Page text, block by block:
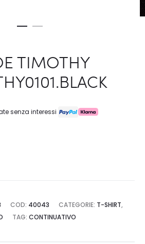
TIMOTHY
senza interessi
COD: 40043 CATEGORIE: T-SHIRT,
TAG: CONTINUATIVO